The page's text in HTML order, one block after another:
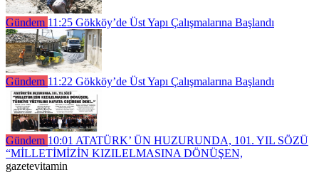
Gündem 11:25 Gökköy’de Üst Yapı Çalışmalarına Başlandı
Gündem 11:22 Gökköy’de Üst Yapı Çalışmalarına Başlandı
Gündem 10:01 ATATÜRK’ ÜN HUZURUNDA, 101. YIL SÖZÜ
“MİLLETİMİZİN KIZILELMASINA DÖNÜŞEN,
gazetevitamin